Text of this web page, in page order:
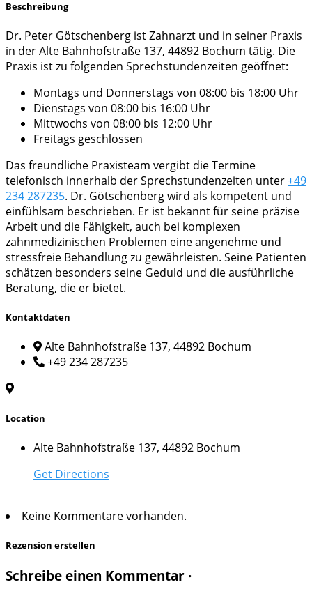
Beschreibung
Dr. Peter Götschenberg ist Zahnarzt und in seiner Praxis
in der Alte Bahnhofstraße 137, 44892 Bochum tätig. Die
Praxis ist zu folgenden Sprechstundenzeiten geöffnet:
Montags und Donnerstags von 08:00 bis 18:00 Uhr
Dienstags von 08:00 bis 16:00 Uhr
Mittwochs von 08:00 bis 12:00 Uhr
Freitags geschlossen
Das freundliche Praxisteam vergibt die Termine
telefonisch innerhalb der Sprechstundenzeiten unter+49
234 287235. Dr. Götschenberg wird als kompetent und
einfühlsam beschrieben. Er ist bekannt für seine präzise
Arbeit und die Fähigkeit, auch bei komplexen
zahnmedizinischen Problemen eine angenehme und
stressfreie Behandlung zu gewährleisten. Seine Patienten
schätzen besonders seine Geduld und die ausführliche
Beratung, die er bietet.
Kontaktdaten
Alte Bahnhofstraße 137, 44892 Bochum
+49 234 287235
Location
Alte Bahnhofstraße 137, 44892 Bochum
Get Directions
Keine Kommentare vorhanden.
Rezension erstellen
Schreibe einen Kommentar ·